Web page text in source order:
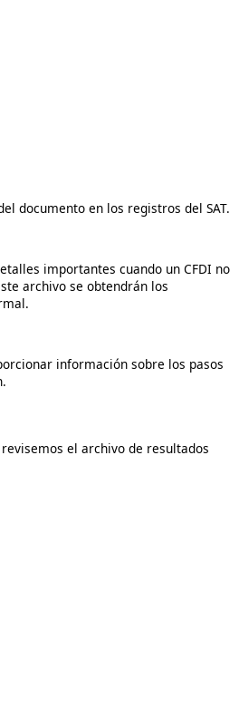
documento en los registros del SAT.
importantes cuando un CFDI no
archivo se obtendrán los
información sobre los pasos
el archivo de resultados